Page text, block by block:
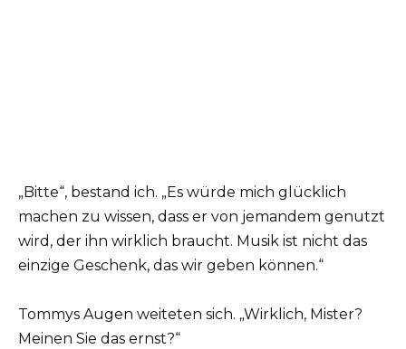
„Bitte“, bestand ich. „Es würde mich glücklich
machen zu wissen, dass er von jemandem genutzt
wird, der ihn wirklich braucht. Musik ist nicht das
einzige Geschenk, das wir geben können.“
Tommys Augen weiteten sich. „Wirklich, Mister?
Meinen Sie das ernst?“